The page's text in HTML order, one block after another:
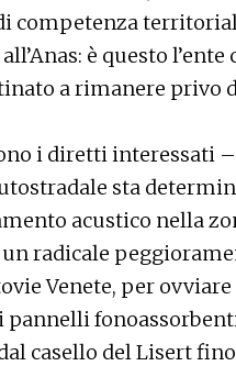
competenza
è questo l’ente
a rimanere privo
i diretti interessati
sta
acustico nella
radicale
Venete, per
pannelli
casello del Lisert fino